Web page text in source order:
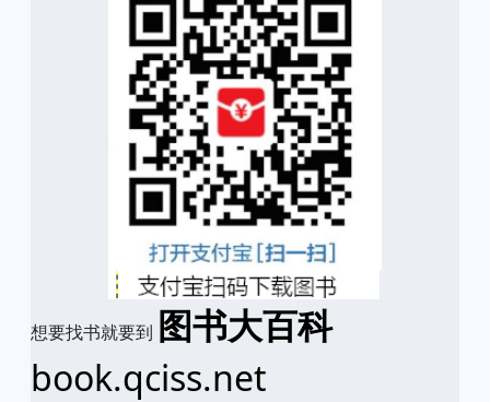
想要找书就要到 图书大百科
book.qciss.net